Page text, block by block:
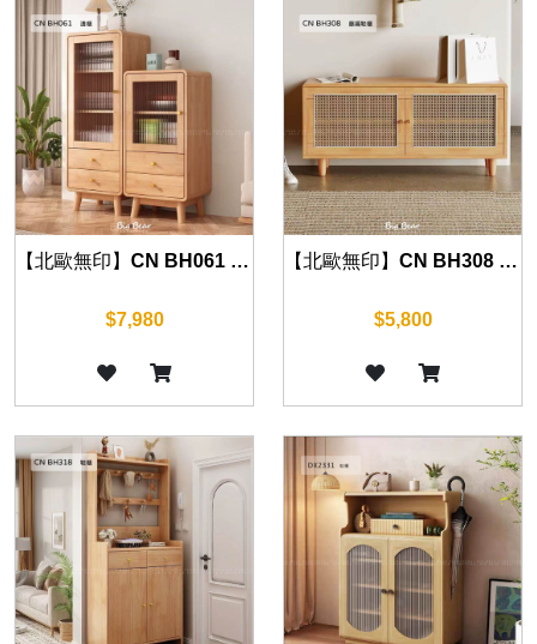
【北歐無印】CN BH061 橡木邊櫃 50cm
$7,980
【北歐無印】CN BH308 橡木藤編鞋櫃 80cm/100cm
$5,800